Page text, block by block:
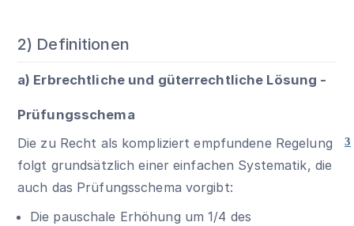
2) Definitionen
a) Erbrechtliche und güterrechtliche Lösung -
Prüfungsschema
3
Die zu Recht als kompliziert empfundene Regelung
folgt grundsätzlich einer einfachen Systematik, die
auch das Prüfungsschema vorgibt:
Die pauschale Erhöhung um 1/4 des